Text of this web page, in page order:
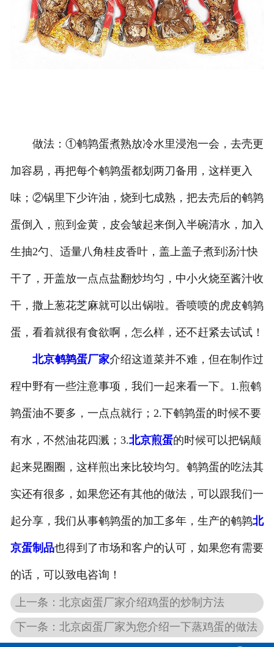
做法：①鹌鹑蛋煮熟放冷水里浸泡一会，去壳更
加容易，再把每个鹌鹑蛋都划两刀备用，这样更入
味；②锅里下少许油，烧到七成熟，把去壳后的鹌鹑
蛋倒入，煎到金黄，皮会皱起来倒入半碗清水，加入
生抽2勺、适量八角桂皮香叶，盖上盖子煮到汤汁快
干了，开盖放一点点盐翻炒均匀，中小火烧至酱汁收
干，撒上葱花芝麻就可以出锅啦。香喷喷的虎皮鹌鹑
蛋，看着就很有食欲啊，怎么样，还不赶紧去试试！
北京鹌鹑蛋厂家介绍这道菜并不难，但在制作过
程中野有一些注意事项，我们一起来看一下。1.煎鹌
鹑蛋油不要多，一点点就行；2.下鹌鹑蛋的时候不要
有水，不然油花四溅；3.北京煎蛋的时候可以把锅颠
起来晃圈圈，这样煎出来比较均匀。鹌鹑蛋的吃法其
实还有很多，如果您还有其他的做法，可以跟我们一
起分享，我们从事鹌鹑蛋的加工多年，生产的鹌鹑北
京蛋制品也得到了市场和客户的认可，如果您有需要
的话，可以致电咨询！
上一条：北京卤蛋厂家介绍鸡蛋的炒制方法
下一条：北京卤蛋厂家为您介绍一下蒸鸡蛋的做法